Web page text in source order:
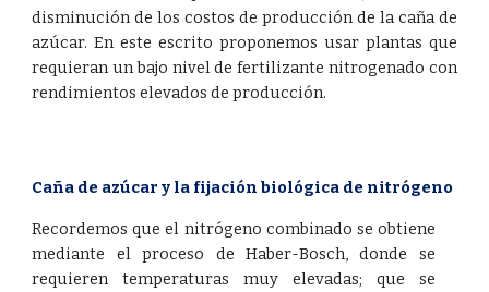
disminución de los costos de producción de la caña de
azúcar. En este escrito proponemos usar plantas que
requieran un bajo nivel de fertilizante nitrogenado con
rendimientos elevados de producción.
Caña de azúcar y la fijación biológica de nitrógeno
Recordemos que el nitrógeno combinado se obtiene
mediante el proceso de Haber-Bosch, donde se
requieren temperaturas muy elevadas; que se